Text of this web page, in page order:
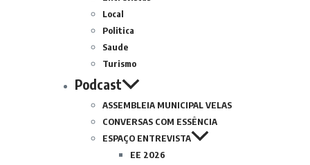
Local
Politica
Saude
Turismo
Podcast
ASSEMBLEIA MUNICIPAL VELAS
CONVERSAS COM ESSÊNCIA
ESPAÇO ENTREVISTA
EE 2026